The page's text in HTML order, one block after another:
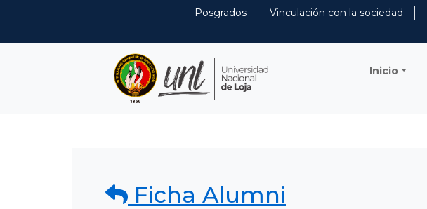
Posgrados Vinculación con la sociedad
Inicio
Ficha Alumni